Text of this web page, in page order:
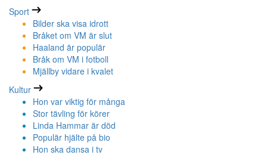
Sport
Bilder ska visa idrott
Bråket om VM är slut
Haaland är populär
Bråk om VM i fotboll
Mjällby vidare i kvalet
Kultur
Hon var viktig för många
Stor tävling för körer
Linda Hammar är död
Populär hjälte på bio
Hon ska dansa i tv